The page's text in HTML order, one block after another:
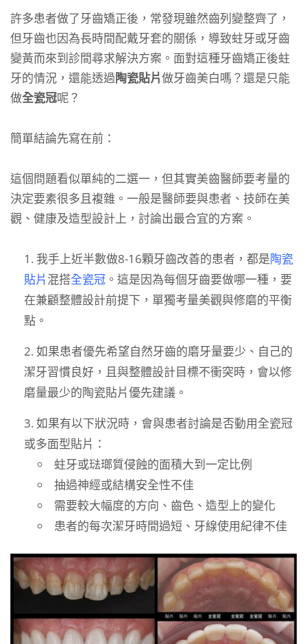
許多患者做了牙齒矯正後，常發現雖然齒列變整齊了，
但牙齒也因為長時間配戴牙套的關係，導致蛀牙或牙齒
變黃而來到診間尋求解決方案。 面對這種牙齒矯正後蛀
牙的情況，還能透過陶瓷貼片做牙齒美白嗎？還是只能
做全瓷冠呢？
簡單結論先寫在前：
這個問題看似單純的二選一，但其實美齒醫師要考量的
決定要素很多且複雜。一般是醫師要與患者、技師在美
觀、健康及造型設計上，討論出最合宜的方案。
我手上近半數做8-16顆牙齒改善的患者，都是陶瓷
貼片 混搭全瓷冠 。這是因為每個牙齒要做哪一種，要
在兼顧整體設計前提下，單獨考量美觀與修磨的平衡
點。
如果患者優先希望自然牙齒的磨牙量要少、自己的
潔牙習慣良好，且與整體設計目標不衝突時，會以修
磨量最少的陶瓷貼片優先建議。
如果有以下狀況時，會與患者討論是否動用全瓷冠
或多面型貼片：
蛀牙或琺瑯質侵蝕的面積大到一定比例
抽過神經或結構安全性不佳
需要較大幅度的方向、齒色、造型上的變化
患者的每次潔牙時間過短、牙線使用紀律不佳